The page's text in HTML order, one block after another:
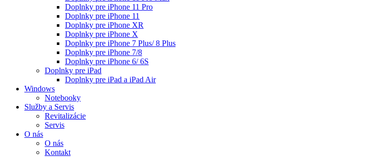
Doplnky pre iPhone 11 Pro
Doplnky pre iPhone 11
Doplnky pre iPhone XR
Doplnky pre iPhone X
Doplnky pre iPhone 7 Plus/ 8 Plus
Doplnky pre iPhone 7/8
Doplnky pre iPhone 6/ 6S
Doplnky pre iPad
Doplnky pre iPad a iPad Air
Windows
Notebooky
Služby a Servis
Revitalizácie
Servis
O nás
O nás
Kontakt